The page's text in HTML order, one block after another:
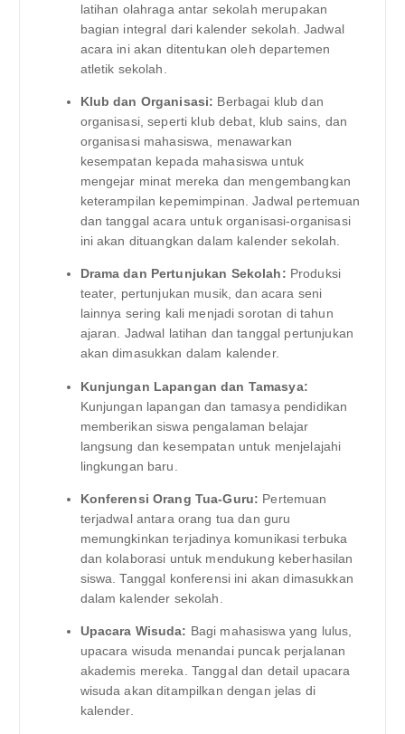
latihan olahraga antar sekolah merupakan
bagian integral dari kalender sekolah. Jadwal
acara ini akan ditentukan oleh departemen
atletik sekolah.
Klub dan Organisasi: Berbagai klub dan
organisasi, seperti klub debat, klub sains, dan
organisasi mahasiswa, menawarkan
kesempatan kepada mahasiswa untuk
mengejar minat mereka dan mengembangkan
keterampilan kepemimpinan. Jadwal pertemuan
dan tanggal acara untuk organisasi-organisasi
ini akan dituangkan dalam kalender sekolah.
Drama dan Pertunjukan Sekolah: Produksi
teater, pertunjukan musik, dan acara seni
lainnya sering kali menjadi sorotan di tahun
ajaran. Jadwal latihan dan tanggal pertunjukan
akan dimasukkan dalam kalender.
Kunjungan Lapangan dan Tamasya:
Kunjungan lapangan dan tamasya pendidikan
memberikan siswa pengalaman belajar
langsung dan kesempatan untuk menjelajahi
lingkungan baru.
Konferensi Orang Tua-Guru: Pertemuan
terjadwal antara orang tua dan guru
memungkinkan terjadinya komunikasi terbuka
dan kolaborasi untuk mendukung keberhasilan
siswa. Tanggal konferensi ini akan dimasukkan
dalam kalender sekolah.
Upacara Wisuda: Bagi mahasiswa yang lulus,
upacara wisuda menandai puncak perjalanan
akademis mereka. Tanggal dan detail upacara
wisuda akan ditampilkan dengan jelas di
kalender.